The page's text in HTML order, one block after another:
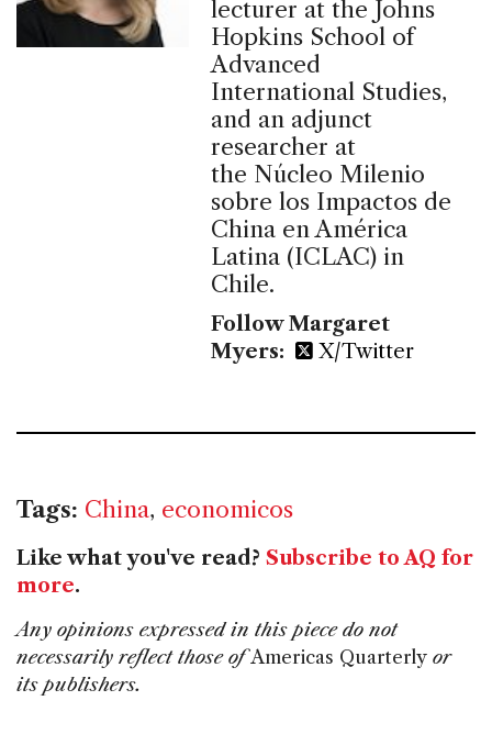
lecturer at the Johns
Hopkins School of
Advanced
International Studies,
and an adjunct
researcher at
the Núcleo Milenio
sobre los Impactos de
China en América
Latina (ICLAC) in
Chile.
Follow Margaret
Myers:
X/Twitter
Tags: China, economicos
Like what you've read? Subscribe to AQ for
more.
Any opinions expressed in this piece do not
necessarily reflect those ofAmericas Quarterly or
its publishers.